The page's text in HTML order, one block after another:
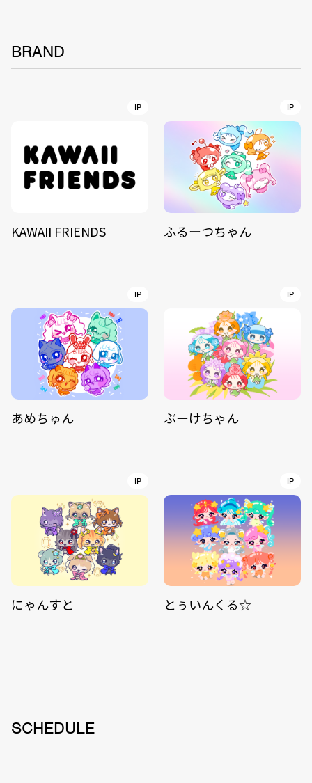
BRAND
IP
KAWAII FRIENDS
IP
ふるーつちゃん
IP
あめちゅん
IP
ぶーけちゃん
IP
にゃんすと
IP
とぅいんくる☆
SCHEDULE